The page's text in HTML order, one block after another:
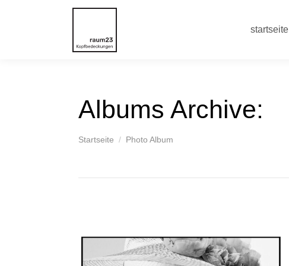
startseite
Albums Archive:
You are here:
Startseite Photo Album